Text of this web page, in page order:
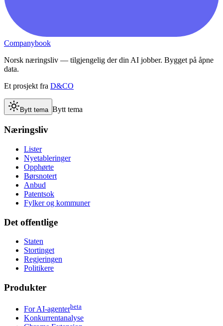
Companybook
Norsk næringsliv — tilgjengelig der din AI jobber. Bygget på åpne
data.
Et prosjekt fra D&CO
Bytt tema Bytt tema
Næringsliv
Lister
Nyetableringer
Opphørte
Børsnotert
Anbud
Patentsok
Fylker og kommuner
Det offentlige
Staten
Stortinget
Regjeringen
Politikere
Produkter
For AI-agenterbeta
Konkurrentanalyse